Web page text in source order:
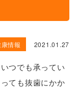
情報 2021.01.27
つでも承ってい
ても抜歯にかか